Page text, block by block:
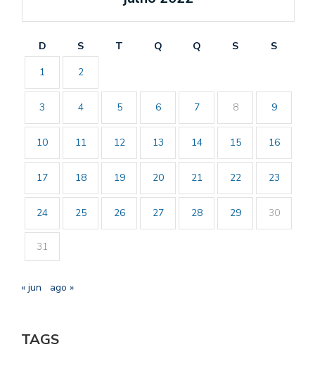
D S T Q Q S
S
1
2
3 4 5 6 7 8 9
10 11 12 13 14 15 16
17 18 19 20 21 22 23
24 25 26 27 28 29 30
31
« jun ago »
TAGS